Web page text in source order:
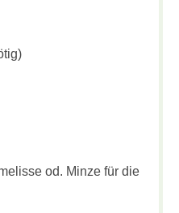
od. Minze für die